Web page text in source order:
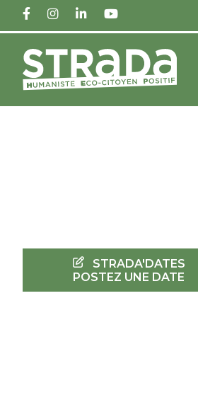
FACEBOOKINSTAGRAM
LINKEDINYOUTUBE
STRADA'DATES
POSTEZ UNE DATE